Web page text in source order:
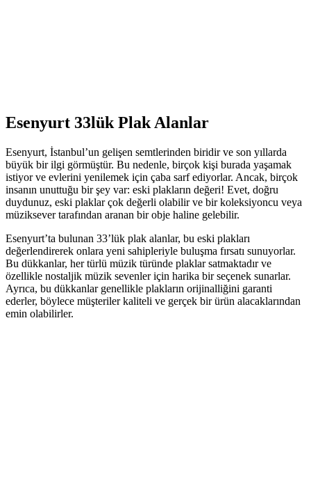
Esenyurt 33lük Plak Alanlar
Esenyurt, İstanbul’un gelişen semtlerinden biridir ve son yıllarda
büyük bir ilgi görmüştür. Bu nedenle, birçok kişi burada yaşamak
istiyor ve evlerini yenilemek için çaba sarf ediyorlar. Ancak, birçok
insanın unuttuğu bir şey var: eski plakların değeri! Evet, doğru
duydunuz, eski plaklar çok değerli olabilir ve bir koleksiyoncu veya
müziksever tarafından aranan bir obje haline gelebilir.
Esenyurt’ta bulunan 33’lük plak alanlar, bu eski plakları
değerlendirerek onlara yeni sahipleriyle buluşma fırsatı sunuyorlar.
Bu dükkanlar, her türlü müzik türünde plaklar satmaktadır ve
özellikle nostaljik müzik sevenler için harika bir seçenek sunarlar.
Ayrıca, bu dükkanlar genellikle plakların orijinalliğini garanti
ederler, böylece müşteriler kaliteli ve gerçek bir ürün alacaklarından
emin olabilirler.